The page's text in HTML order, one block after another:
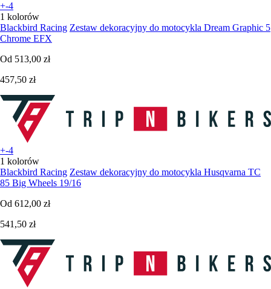
+-4
1 kolorów
Blackbird Racing Zestaw dekoracyjny do motocykla Dream Graphic 5
Chrome EFX
Od 513,00 zł
457,50 zł
+-4
1 kolorów
Blackbird Racing Zestaw dekoracyjny do motocykla Husqvarna TC
85 Big Wheels 19/16
Od 612,00 zł
541,50 zł